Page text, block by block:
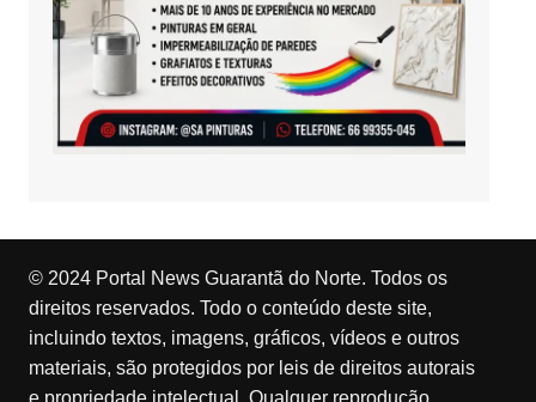
© 2024 Portal News Guarantã do Norte. Todos os
direitos reservados. Todo o conteúdo deste site,
incluindo textos, imagens, gráficos, vídeos e outros
materiais, são protegidos por leis de direitos autorais
e propriedade intelectual. Qualquer reprodução,